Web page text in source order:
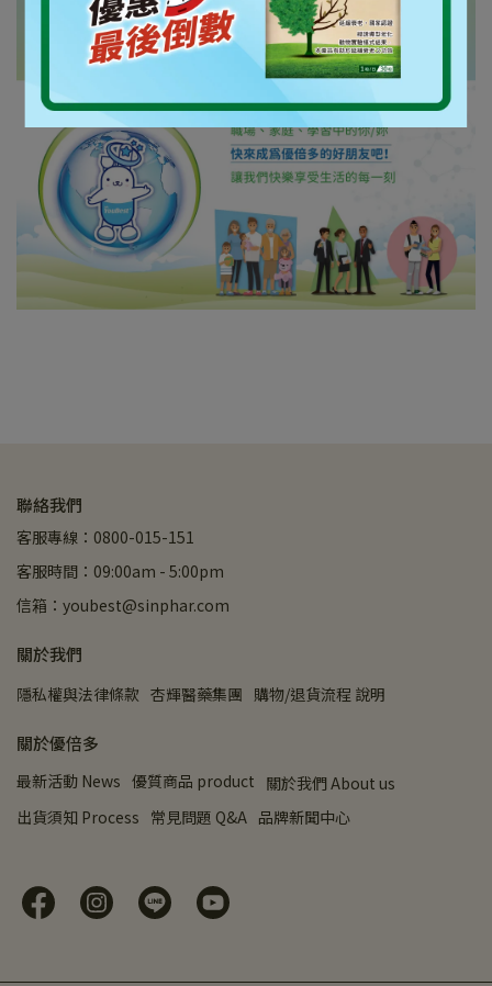
聯絡我們
客服專線：0800-015-151
客服時間：09:00am - 5:00pm
信箱：youbest@sinphar.com
關於我們
隱私權與法律條款 杏輝醫藥集團 購物/退貨流程 說明
關於優倍多
最新活動 News 優質商品 product 關於我們 About us
出貨須知 Process 常見問題 Q&A 品牌新聞中心